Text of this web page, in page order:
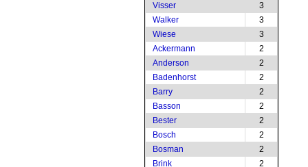
Visser
3
Walker
3
Wiese
3
Ackermann
2
Anderson
2
Badenhorst
2
Barry
2
Basson
2
Bester
2
Bosch
2
Bosman
2
Brink
2